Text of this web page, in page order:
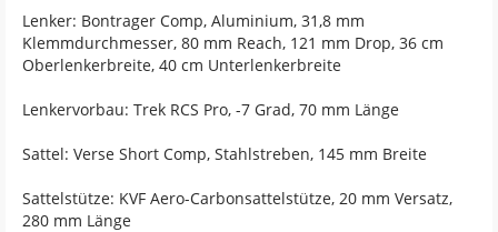
Lenker: Bontrager Comp, Aluminium, 31,8 mm
Klemmdurchmesser, 80 mm Reach, 121 mm Drop, 36 cm
Oberlenkerbreite, 40 cm Unterlenkerbreite
Lenkervorbau: Trek RCS Pro, -7 Grad, 70 mm Länge
Sattel: Verse Short Comp, Stahlstreben, 145 mm Breite
Sattelstütze: KVF Aero-Carbonsattelstütze, 20 mm Versatz,
280 mm Länge